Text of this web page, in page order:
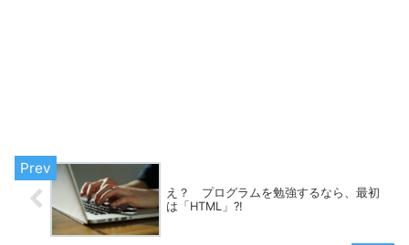
え？ プログラムを勉強するなら、最初
は「HTML」?!